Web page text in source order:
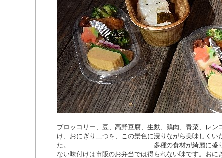
ブロッコリー、豆、高野豆腐、生麩、鶏肉、青菜、レン
け、おにぎり二つを、この景色に浸りながら美味しくい
た。 多種の食材が綺麗に盛り付けら
ない味付けは市販のお弁当では得られない味です。おに